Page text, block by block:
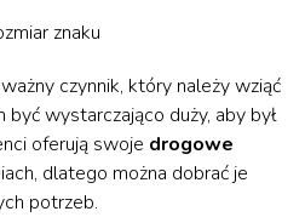
znaku
czynnik, który należy wziąć
wystarczająco duży, aby był
oferują swoje drogowe
dlatego można dobrać je
potrzeb.